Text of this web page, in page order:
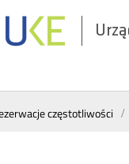
częstotliwości